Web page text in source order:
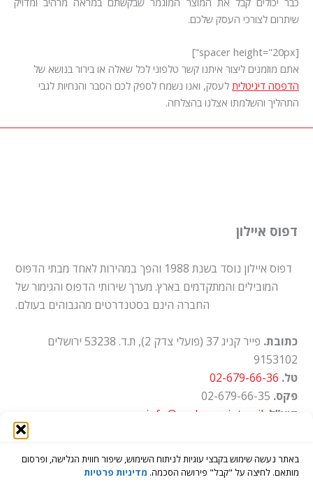
באתר נעשה שימוש בקבצי עוגיות לניתוח השימוש, שיפור חווית הגלישה, ופרסום
מותאם. לחיצה על "קבל" פירושה הסכמה. מדיניות פרטיות
שיתרום לצורכי העסק שלכם.
[spacer height="20px"]
אתם מוזמנים ליצור איתנו קשר טלפוני לכל שאלה או בירור בנושא של
הדפסה דיגיטלית לעסק, ואנו נשמח לספק לכם הסבר והנחיות לגבי
התהליך והשלמתו אצלנו בהצלחה.
דפוס איילון
דפוס איילון נוסד בשנת 1988 והפך במהירות לאחד מבתי הדפוס
המובילים והמתקדמים בארץ. מערך שירותי הדפוס והגימור של
החברה הינם בסטנדרטים מהגבוהים בעולם.
כתובת.
פייר קניג 37 (פועלי צדק 2), ת.ד. 53238 ירושלים
9153102
טל. 02-679-66-36
פקס.
דוא”ל. info@ayalon-print.co.il